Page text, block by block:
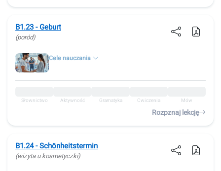
B1.23 - Geburt
(poród)
Cele nauczania
Słownictwo Aktywność Gramatyka Ćwiczenia Mów
Rozpznaj lekcję
B1.24 - Schönheitstermin
(wizyta u kosmetyczki)